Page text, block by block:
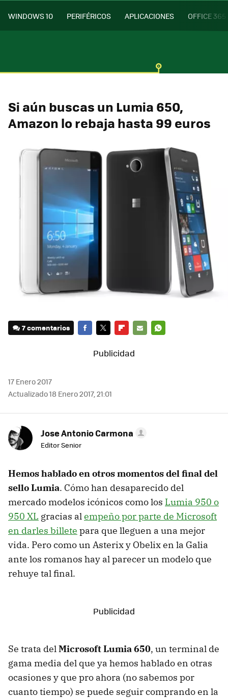
WINDOWS 10 PERIFÉRICOS APLICACIONES OFFICE 365
Si aún buscas un Lumia 650,
Amazon lo rebaja hasta 99 euros
7 comentarios
MAIL
17 Enero 2017
Actualizado 18 Enero 2017, 21:01
Jose Antonio Carmona
Editor Senior
Hemos hablado en otros momentos del final del
sello Lumia. Cómo han desaparecido del
mercado modelos icónicos como los Lumia 950 o
950 XL gracias al empeño por parte de Microsoft
en darles billete para que lleguen a una mejor
vida. Pero como un Asterix y Obelix en la Galia
ante los romanos hay al parecer un modelo que
rehuye tal final.
Se trata del Microsoft Lumia 650, un terminal de
gama media del que ya hemos hablado en otras
ocasiones y que pro ahora (no sabemos por
cuanto tiempo) se puede seguir comprando en la